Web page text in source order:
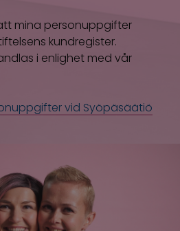
mina personuppgifter
kundregister.
i enlighet med vår
vid Syöpäsäätiö